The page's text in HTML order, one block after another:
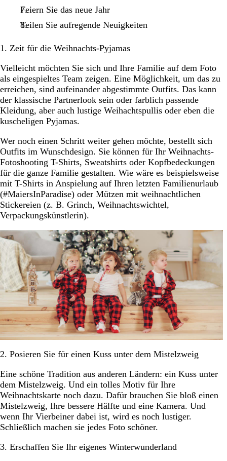
Feiern Sie das neue Jahr
Teilen Sie aufregende Neuigkeiten
1. Zeit für die Weihnachts-Pyjamas
Vielleicht möchten Sie sich und Ihre Familie auf dem Foto
als eingespieltes Team zeigen. Eine Möglichkeit, um das zu
erreichen, sind aufeinander abgestimmte Outfits. Das kann
der klassische Partnerlook sein oder farblich passende
Kleidung, aber auch lustige Weihachtspullis oder eben die
kuscheligen Pyjamas.
Wer noch einen Schritt weiter gehen möchte, bestellt sich
Outfits im Wunschdesign. Sie können für Ihr Weihnachts-
Fotoshooting T-Shirts, Sweatshirts oder Kopfbedeckungen
für die ganze Familie gestalten. Wie wäre es beispielsweise
mit T-Shirts in Anspielung auf Ihren letzten Familienurlaub
(#MaiersInParadise) oder Mützen mit weihnachtlichen
Stickereien (z. B. Grinch, Weihnachtswichtel,
Verpackungskünstlerin).
2. Posieren Sie für einen Kuss unter dem Mistelzweig
Eine schöne Tradition aus anderen Ländern: ein Kuss unter
dem Mistelzweig. Und ein tolles Motiv für Ihre
Weihnachtskarte noch dazu. Dafür brauchen Sie bloß einen
Mistelzweig, Ihre bessere Hälfte und eine Kamera. Und
wenn Ihr Vierbeiner dabei ist, wird es noch lustiger.
Schließlich machen sie jedes Foto schöner.
3. Erschaffen Sie Ihr eigenes Winterwunderland